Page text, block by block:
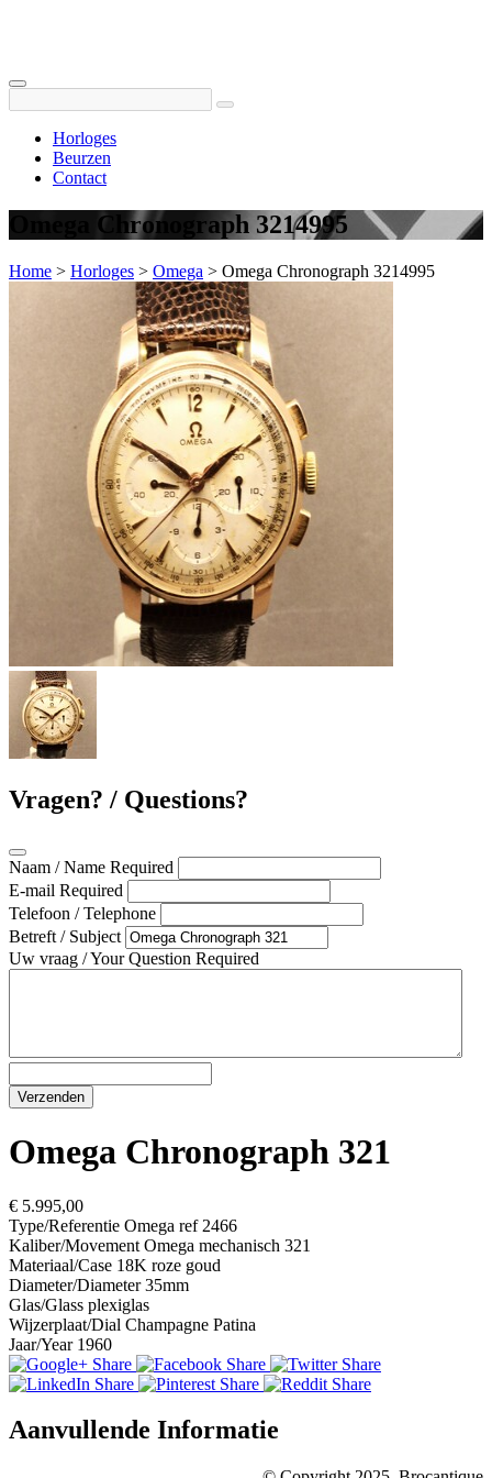
Horloges
Beurzen
Contact
Omega Chronograph 3214995
Home > Horloges > Omega > Omega Chronograph 3214995
Vragen? / Questions?
Naam / Name Required
E-mail Required
Telefoon / Telephone
Betreft / Subject
Uw vraag / Your Question Required
Omega Chronograph 321
€ 5.995,00
Type/Referentie Omega ref 2466
Kaliber/Movement Omega mechanisch 321
Materiaal/Case 18K roze goud
Diameter/Diameter35mm
Glas/Glass plexiglas
Wijzerplaat/Dial Champagne Patina
Jaar/Year 1960
Aanvullende Informatie